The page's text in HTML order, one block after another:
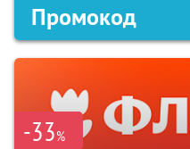
Промокод
-33%